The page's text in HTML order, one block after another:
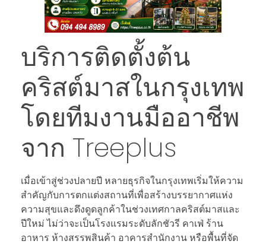
บริการติดตั้งต้น
คริสต์มาสในกรุงเทพ
โดยทีมงานมืออาชีพ
จาก Treeplus
เมื่อเข้าสู่ช่วงปลายปี หลายธุรกิจในกรุงเทพเริ่มให้ความ
สำคัญกับการตกแต่งสถานที่เพื่อสร้างบรรยากาศแห่ง
ความสุขและดึงดูดลูกค้าในช่วงเทศกาลคริสต์มาสและ
ปีใหม่ ไม่ว่าจะเป็นโรงแรมระดับลักชัวรี คาเฟ่ ร้าน
อาหาร ห้างสรรพสินค้า อาคารสำนักงาน หรือพื้นที่จัด